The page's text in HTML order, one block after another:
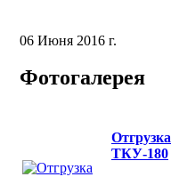
06 Июня 2016 г.
Фотогалерея
Отгрузка
ТКУ-180